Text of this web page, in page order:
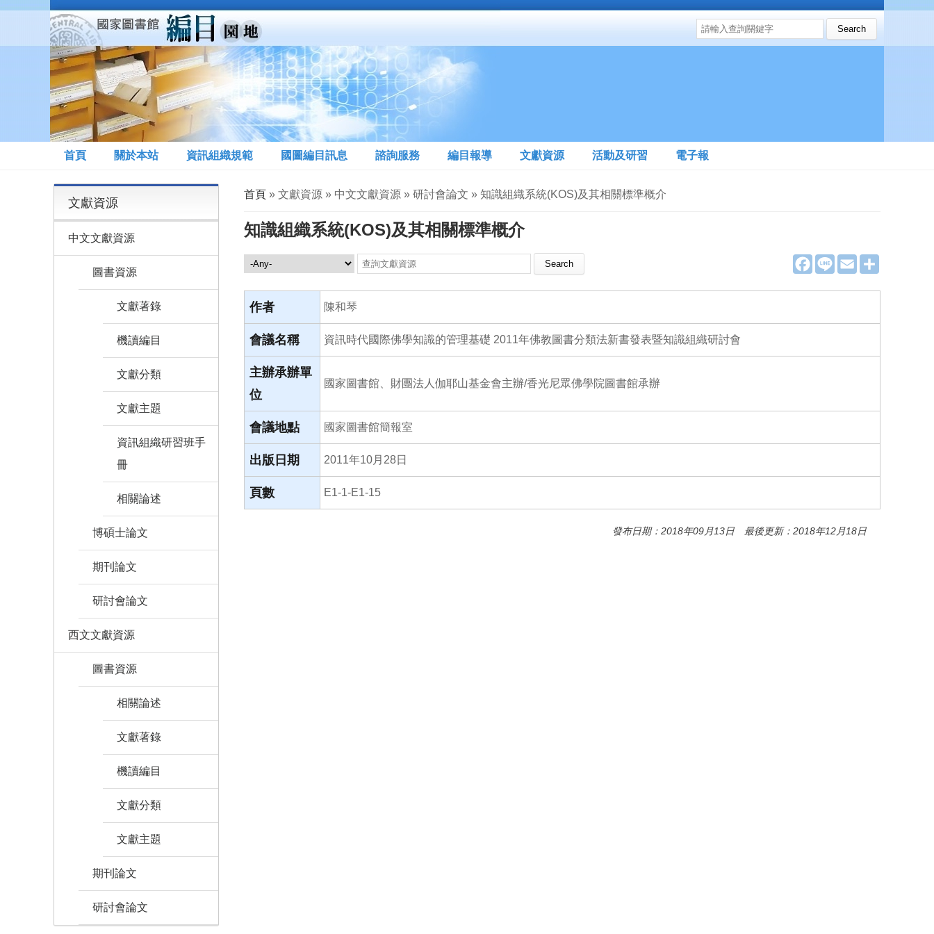
移至主內容
搜尋表單
Search this site
首頁 關於本站 資訊組織規範 國圖編目訊息 諮詢服務 編目報導 文獻資源 活動及研習 電子報
您在這裡
首頁» 文獻資源 » 中文文獻資源 » 研討會論文 » 知識組織系統(KOS)及其相關標準概介
知識組織系統(KOS)及其相關標準概介
F
a
e
o
L
e
E
m
i
文獻資源 Search this site
作者 陳和琴
會議名稱 資訊時代國際佛學知識的管理基礎 2011年佛教圖書分類法新書發表暨知識組織研討會
主辦承辦單
位
國家圖書館、財團法人伽耶山基金會主辦/香光尼眾佛學院圖書館承辦
會議地點 國家圖書館簡報室
出版日期 2011年10月28日
頁數 E1-1-E1-15
發布日期：2018年09月13日 最後更新：2018年12月18日
文獻資源
中文文獻資源
圖書資源
文獻著錄
機讀編目
文獻分類
文獻主題
資訊組織研習班手
冊
相關論述
博碩士論文
期刊論文
研討會論文
西文文獻資源
圖書資源
相關論述
文獻著錄
機讀編目
文獻分類
文獻主題
期刊論文
研討會論文